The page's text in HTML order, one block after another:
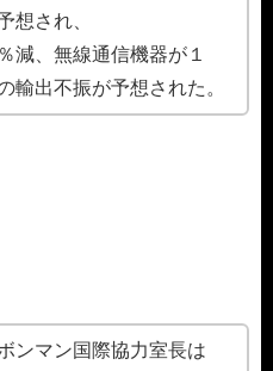
想され、
減、無線通信機器が１
輸出不振が予想された。
ンマン国際協力室長は